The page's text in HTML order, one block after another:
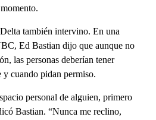
también intervino. En una
Ed Bastian dijo que aunque no
las personas deberían tener
y cuando pidan permiso.
personal de alguien, primero
Bastian. “Nunca me reclino,